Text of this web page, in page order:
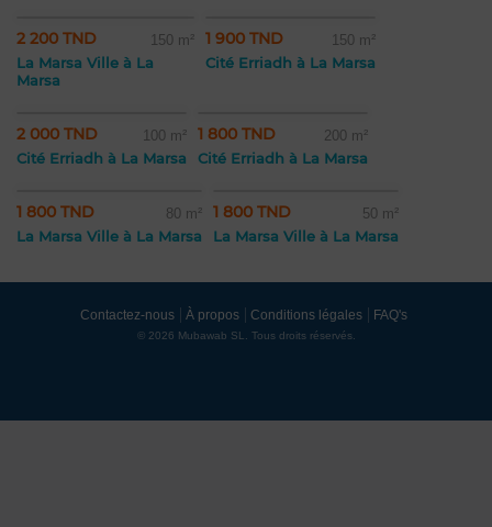
2 200 TND 150 m²
La Marsa Ville à La
Marsa
1 900 TND 150 m²
Cité Erriadh à La Marsa
2 000 TND 100 m²
Cité Erriadh à La Marsa
1 800 TND 200 m²
Cité Erriadh à La Marsa
1 800 TND 80 m²
La Marsa Ville à La Marsa
1 800 TND 50 m²
La Marsa Ville à La Marsa
Contactez-nous À propos Conditions légales FAQ's
© 2026 Mubawab SL. Tous droits réservés.